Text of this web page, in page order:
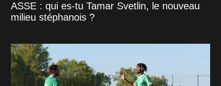
ASSE : qui es-tu Tamar Svetlin, le nouveau
milieu stéphanois ?